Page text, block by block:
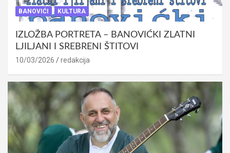
BANOVIĆI KULTURA
IZLOŽBA PORTRETA – BANOVIĆKI ZLATNI
LJILJANI I SREBRENI ŠTITOVI
10/03/2026 redakcija